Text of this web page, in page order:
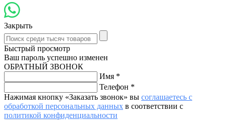
Закрыть
Быстрый просмотр
Ваш пароль успешно изменен
ОБРАТНЫЙ ЗВОНОК
Имя *
Телефон *
Нажимая кнопку «Заказать звонок» вы соглашаетесь с
обработкой персональных данных в соответствии с
политикой конфиденциальности